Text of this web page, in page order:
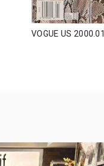
VOGUE US 2000.01